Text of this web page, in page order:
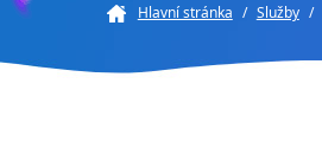
Hlavní stránka / Služby /